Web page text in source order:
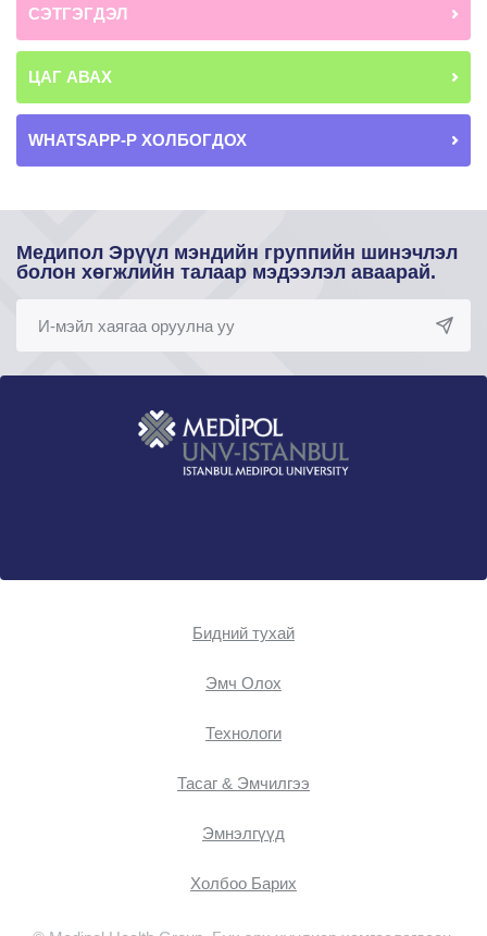
СЭТГЭГДЭЛ
ЦАГ АВАХ
WHATSAPP-Р ХОЛБОГДОХ
Медипол Эрүүл мэндийн группийн шинэчлэл
болон хөгжлийн талаар мэдээлэл аваарай.
Бидний тухай
Эмч Oлох
Технологи
Тасаг & Эмчилгээ
Эмнэлгүүд
Холбоо Барих